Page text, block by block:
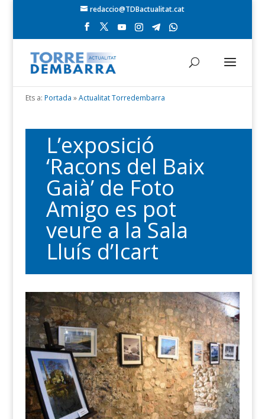
redaccio@TDBactualitat.cat
Ets a: Portada »Actualitat Torredembarra
L’exposició
‘Racons del Baix
Gaià’ de Foto
Amigo es pot
veure a la Sala
Lluís d’Icart